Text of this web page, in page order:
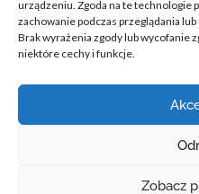
urządzeniu. Zgoda na te technologie
zachowanie podczas przeglądania
Brak wyrażenia zgody lub wycofanie
niektóre cechy i funkcje.
Zobacz
tel.32 76 25 331nr wew. 1
Poniedziałek-Piątek
Punkt pobrań-
07:00-10:00
W celu poprawienia
całkowicie bezpieczne
nie wyrażasz na to
swojej
Akceptuję